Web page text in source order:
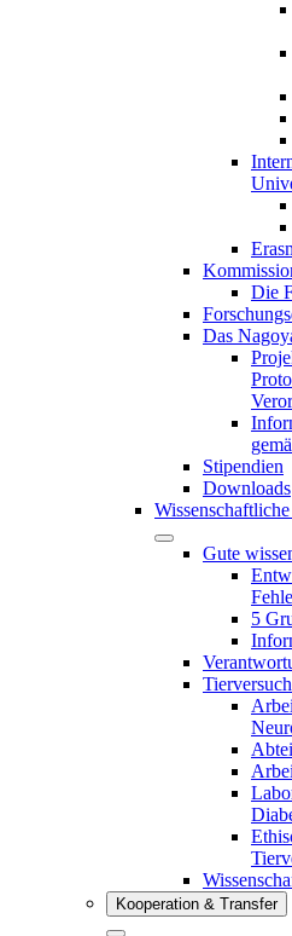
Die
Das
Stipendien
Downloads
Gute
5
Kooperation & Transfer